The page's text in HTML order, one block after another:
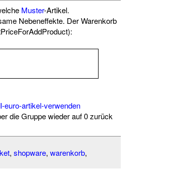
Muster-Artikel.
Nebeneffekte. Der Warenkorb
euro-artikel-verwenden
die Gruppe wieder auf 0 zurück
, shopware, warenkorb,